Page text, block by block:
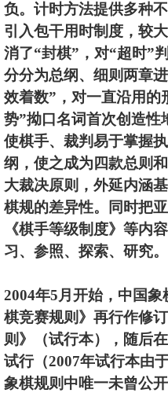
负。计时方法提供多种
引入包干用时制度，较
消了“封棋”，对“超时”
分分为总纲、细则两章
效着数”，对一直沿用的
势”拗口名词首次创造性
使棋手、裁判易于掌握
纲，使之成为四款总则
大裁决原则，外延内涵
棋规的差异性。同时把
《棋手等级制度》等内
习、参照、探索、研究。
2004年5月开始，中国
棋竞赛规则》再行作修
则》（试行本），随后
试行（2007年试行本由
象棋规则中唯一未曾公